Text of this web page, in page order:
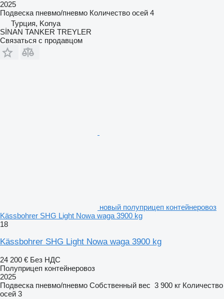
2025
Подвеска пневмо/пневмо Количество осей 4
Турция, Konya
SİNAN TANKER TREYLER
Связаться с продавцом
новый полуприцеп контейнеровоз
Kässbohrer SHG Light Nowa waga 3900 kg
18
Kässbohrer SHG Light Nowa waga 3900 kg
24 200 € Без НДС
Полуприцеп контейнеровоз
2025
Подвеска пневмо/пневмо Собственный вес 3 900 кг Количество
осей 3